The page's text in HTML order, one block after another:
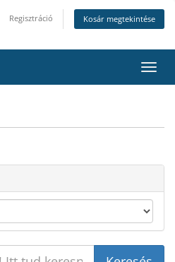
Regisztráció Kosár megtekintése
a